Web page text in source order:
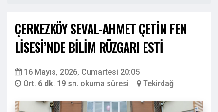
ÇERKEZKÖY SEVAL-AHMET ÇETİN FEN
LİSESİ’NDE BİLİM RÜZGARI ESTİ
16 Mayıs, 2026, Cumartesi 20:05
Ort. 6 dk. 19 sn. okuma süresi Tekirdağ